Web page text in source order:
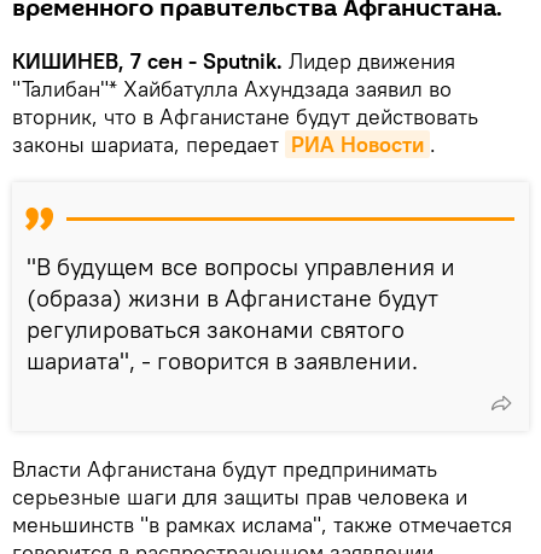
временного правительства Афганистана.
КИШИНЕВ, 7 сен - Sputnik. Лидер движения
"Талибан"* Хайбатулла Ахундзада заявил во
вторник, что в Афганистане будут действовать
законы шариата, передает РИА Новости .
"В будущем все вопросы управления и
(образа) жизни в Афганистане будут
регулироваться законами святого
шариата", - говорится в заявлении.
Власти Афганистана будут предпринимать
серьезные шаги для защиты прав человека и
меньшинств "в рамках ислама", также отмечается